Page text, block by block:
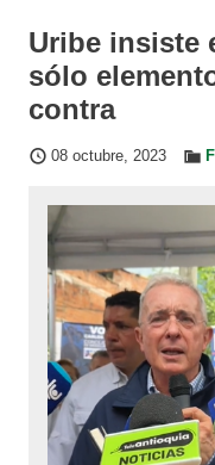
Uribe insiste
sólo
contra
08 octubre, 2023